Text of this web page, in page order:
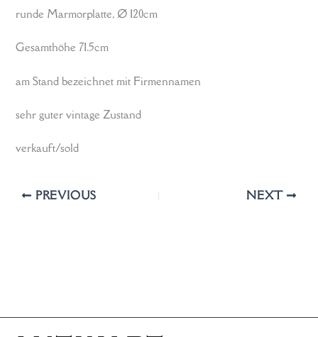
runde Marmorplatte, Ø 120cm
Gesamthöhe 71.5cm
am Stand bezeichnet mit Firmennamen
sehr guter vintage Zustand
verkauft/sold
PREVIOUS NEXT